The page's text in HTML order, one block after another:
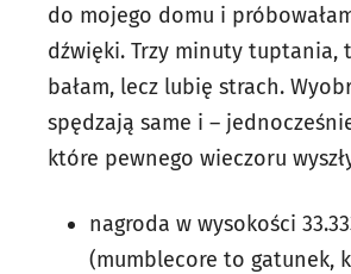
do mojego domu i
dźwięki. Trzy minuty tuptania,
bałam, lecz lubię strach.
spędzają same i –
które pewnego wieczoru
nagroda w wysokości
(mumblecore to gatunek,